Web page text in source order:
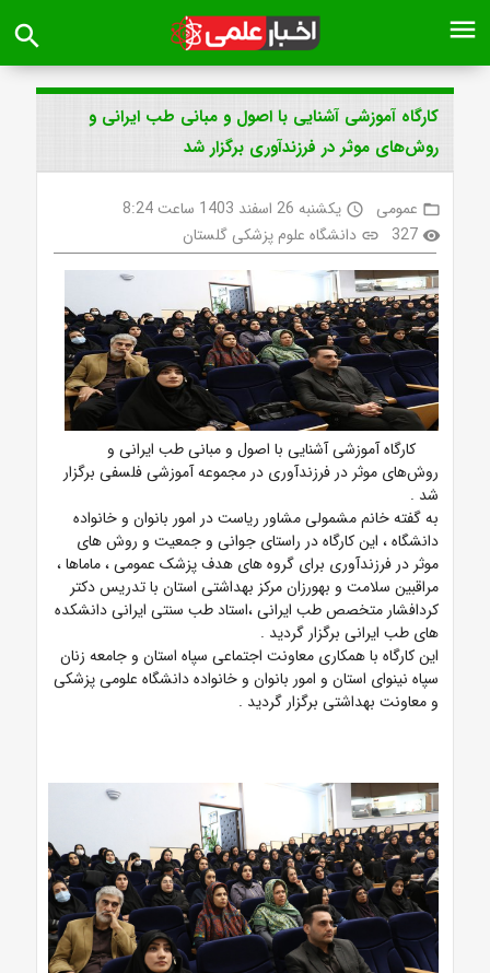
menu
search
کارگاه آموزشی آشنایی با اصول و مبانی طب ایرانی و
روش‌های موثر در فرزندآوری برگزار شد
folder_open عمومی access_time یکشنبه 26 اسفند 1403 ساعت 8:24
visibility
327
link دانشگاه علوم پزشکی گلستان
کارگاه آموزشی آشنایی با اصول و مبانی طب ایرانی و
روش‌های موثر در فرزندآوری در مجموعه آموزشی فلسفی برگزار
شد .
به گفته خانم مشمولی مشاور ریاست در امور بانوان و خانواده
دانشگاه ، این کارگاه در راستای جوانی و جمعیت و روش های
موثر در فرزندآوری برای گروه های هدف پزشک عمومی ، ماماها ،
مراقبین سلامت و بهورزان مرکز بهداشتی استان با تدریس دکتر
کردافشار متخصص طب ایرانی ،استاد طب سنتی ایرانی دانشکده
های طب ایرانی برگزار گردید .
این کارگاه با همکاری معاونت اجتماعی سپاه استان و جامعه زنان
سپاه نینوای استان و امور بانوان و خانواده دانشگاه علومی پزشکی
و معاونت بهداشتی برگزار گردید .